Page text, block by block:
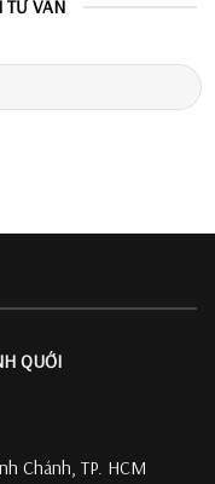
TƯ VẤN
QUỚI
Chánh, TP. HCM